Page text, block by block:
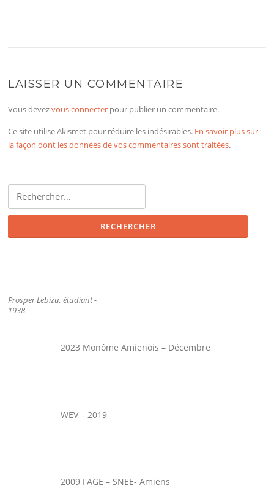
LAISSER UN COMMENTAIRE
Vous devezvous connecter pour publier un commentaire.
Ce site utilise Akismet pour réduire les indésirables. En savoir plus sur
la façon dont les données de vos commentaires sont traitées.
Rechercher :
Prosper Lebizu, étudiant -
1938
2023 Monôme Amienois – Décembre
WEV – 2019
2009 FAGE – SNEE- Amiens